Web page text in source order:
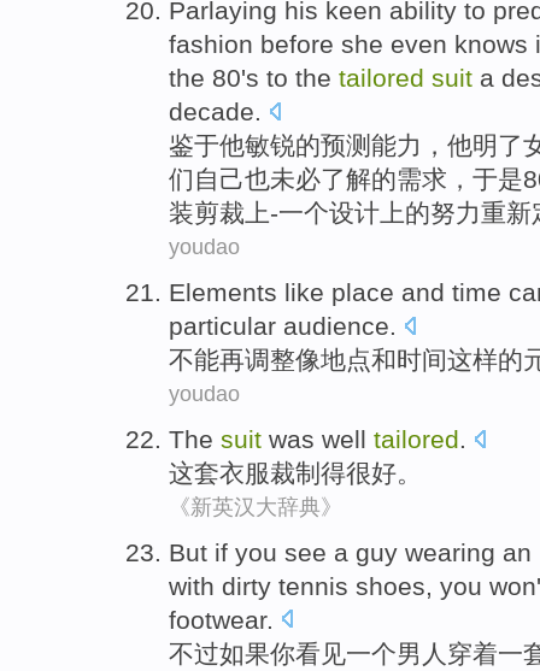
Parlaying his keen ability to
fashion before she even knows
the 80's to the tailored suit a
decade.
鉴于他敏锐的预测 能力 ，他明了
们自己也未必了解的需求，于是
装剪裁 上-一个设计 上的努力重新
youdao
Elements like place and time
particular audience.
不能再调整像地点和时间这样的
youdao
The suit was well tailored.
这套衣服裁制得很好。
《新英汉大辞典》
But if you see a guy wearing an
with dirty tennis shoes , you won
footwear.
不过如果你看见一个男人 穿着一